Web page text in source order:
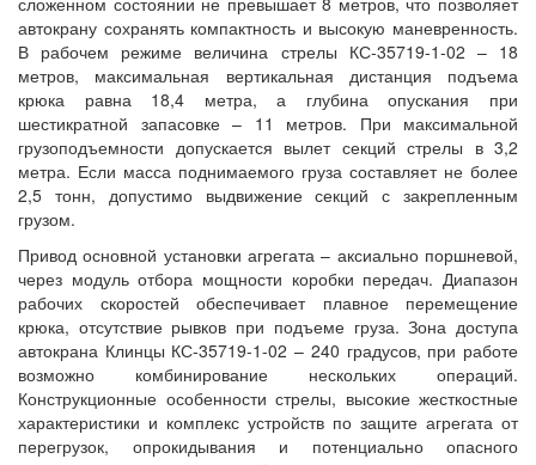
автокрану сохранять компактность и высокую маневренность.
В рабочем режиме величина стрелы КС-35719-1-02 – 18
метров, максимальная вертикальная дистанция подъема
крюка равна 18,4 метра, а глубина опускания при
шестикратной запасовке – 11 метров. При максимальной
грузоподъемности допускается вылет секций стрелы в 3,2
метра. Если масса поднимаемого груза составляет не более
2,5 тонн, допустимо выдвижение секций с закрепленным
грузом.
Привод основной установки агрегата – аксиально поршневой,
через модуль отбора мощности коробки передач. Диапазон
рабочих скоростей обеспечивает плавное перемещение
крюка, отсутствие рывков при подъеме груза. Зона доступа
автокрана Клинцы КС-35719-1-02 – 240 градусов, при работе
возможно комбинирование нескольких операций.
Конструкционные особенности стрелы, высокие жесткостные
характеристики и комплекс устройств по защите агрегата от
перегрузок, опрокидывания и потенциально опасного